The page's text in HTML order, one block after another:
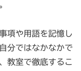
項や用語を記憶し
分ではなかなかで
教室で徹底するこ